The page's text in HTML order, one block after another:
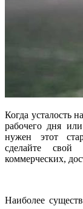
Когда усталость
рабочего дня
нужен этот
сделайте свой
коммерческих,
Наиболее